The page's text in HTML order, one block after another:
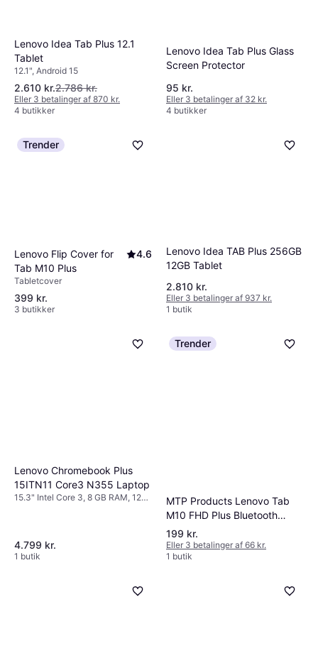
Lenovo Idea Tab Plus 12.1
Tablet
12.1", Android 15
2.610 kr.2.786 kr.
Eller 3 betalinger af 870 kr.
4 butikker
Lenovo Idea Tab Plus Glass
Screen Protector
95 kr.
Eller 3 betalinger af 32 kr.
4 butikker
Trender
Lenovo Flip Cover for
Tab M10 Plus
4.6
Tabletcover
399 kr.
3 butikker
Lenovo Idea TAB Plus 256GB
12GB Tablet
2.810 kr.
Eller 3 betalinger af 937 kr.
1 butik
Lenovo Chromebook Plus
15ITN11 Core3 N355 Laptop
15.3" Intel Core 3, 8 GB RAM, 128
4.799 kr.
1 butik
Trender
MTP Products Lenovo Tab
M10 FHD Plus Bluetooth
Tastatur Cover
199 kr.
Eller 3 betalinger af 66 kr.
1 butik